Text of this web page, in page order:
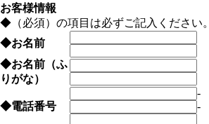
お客様情報
◆ （必須）の項目は必ずご記入ください。
◆お名前
◆お名前（ふ
りがな）
◆電話番号
-
-